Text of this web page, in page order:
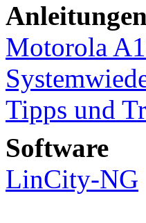
Anleitungen
Motorola
Tipps und
Software
LinCity-NG